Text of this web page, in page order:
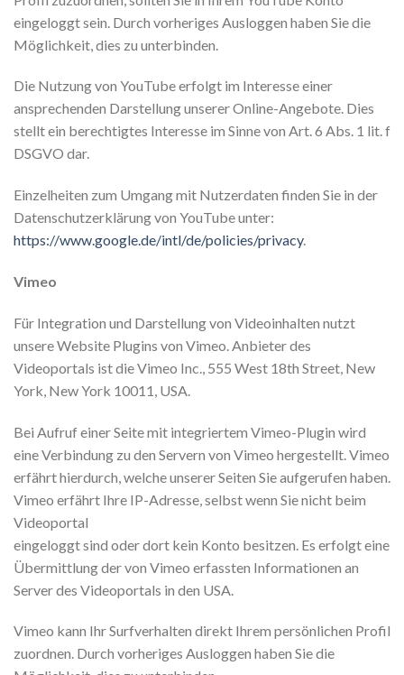
eingeloggt sein. Durch vorheriges Ausloggen haben Sie die
Möglichkeit, dies zu unterbinden.
Die Nutzung von YouTube erfolgt im Interesse einer
ansprechenden Darstellung unserer Online-Angebote. Dies
stellt ein berechtigtes Interesse im Sinne von Art. 6 Abs. 1 lit. f
DSGVO dar.
Einzelheiten zum Umgang mit Nutzerdaten finden Sie in der
Datenschutzerklärung von YouTube unter:
https://www.google.de/intl/de/policies/privacy.
Vimeo
Für Integration und Darstellung von Videoinhalten nutzt
unsere Website Plugins von Vimeo. Anbieter des
Videoportals ist die Vimeo Inc., 555 West 18th Street, New
York, New York 10011, USA.
Bei Aufruf einer Seite mit integriertem Vimeo-Plugin wird
eine Verbindung zu den Servern von Vimeo hergestellt. Vimeo
erfährt hierdurch, welche unserer Seiten Sie aufgerufen haben.
Vimeo erfährt Ihre IP-Adresse, selbst wenn Sie nicht beim
Videoportal
eingeloggt sind oder dort kein Konto besitzen. Es erfolgt eine
Übermittlung der von Vimeo erfassten Informationen an
Server des Videoportals in den USA.
Vimeo kann Ihr Surfverhalten direkt Ihrem persönlichen Profil
zuordnen. Durch vorheriges Ausloggen haben Sie die